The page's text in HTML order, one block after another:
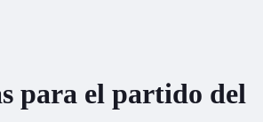
para el partido del